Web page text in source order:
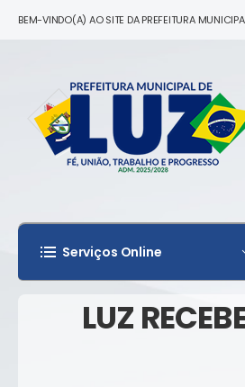
BEM-VINDO(A) AO SITE DA PREFEITURA
Serviços Online
LUZ